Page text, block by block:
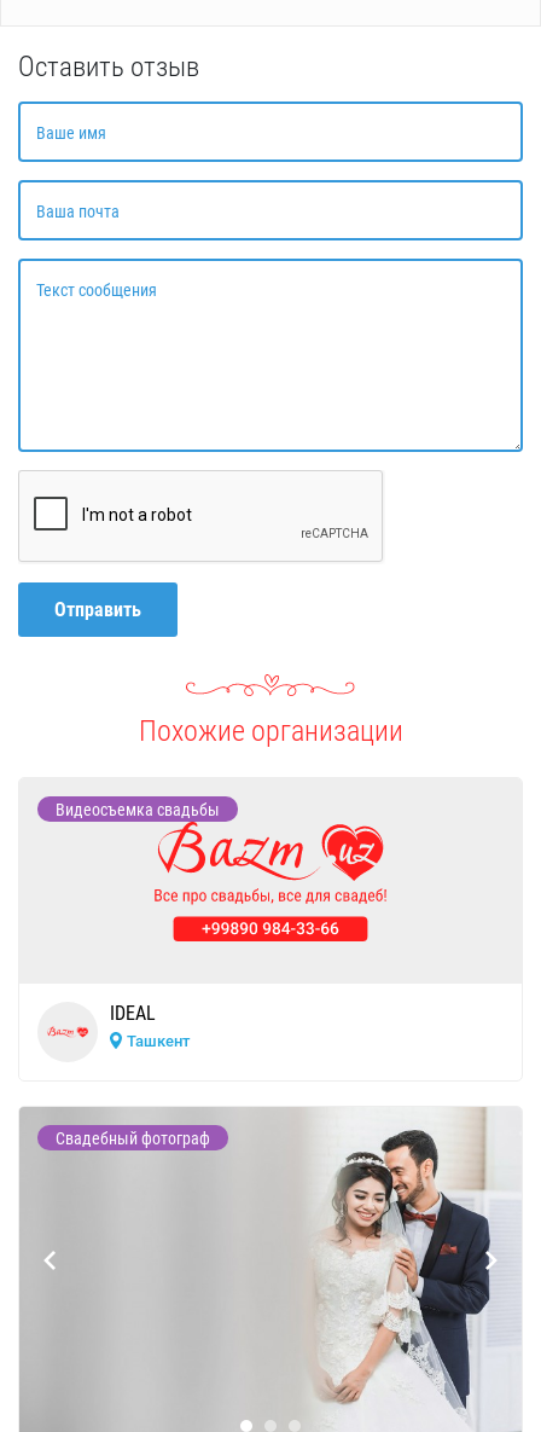
Оставить отзыв
Ваше имя
Ваша почта
Текст сообщения
Отправить
Похожие организации
Видеосъемка свадьбы
IDEAL
Ташкент
Свадебный фотограф